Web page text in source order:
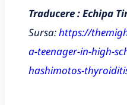
Traducere : Echipa
Sursa:https://
a-teenager-in-high-
hashimotos-